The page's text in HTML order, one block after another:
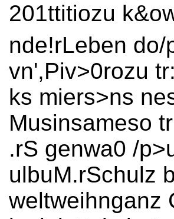
201ttitiozu
nde!rLeben
vn',Piv>0rozu
ks miers>ns
Musinsameso
.rS genwa0 /
ulbuM.rSchulz
weltweihnganz